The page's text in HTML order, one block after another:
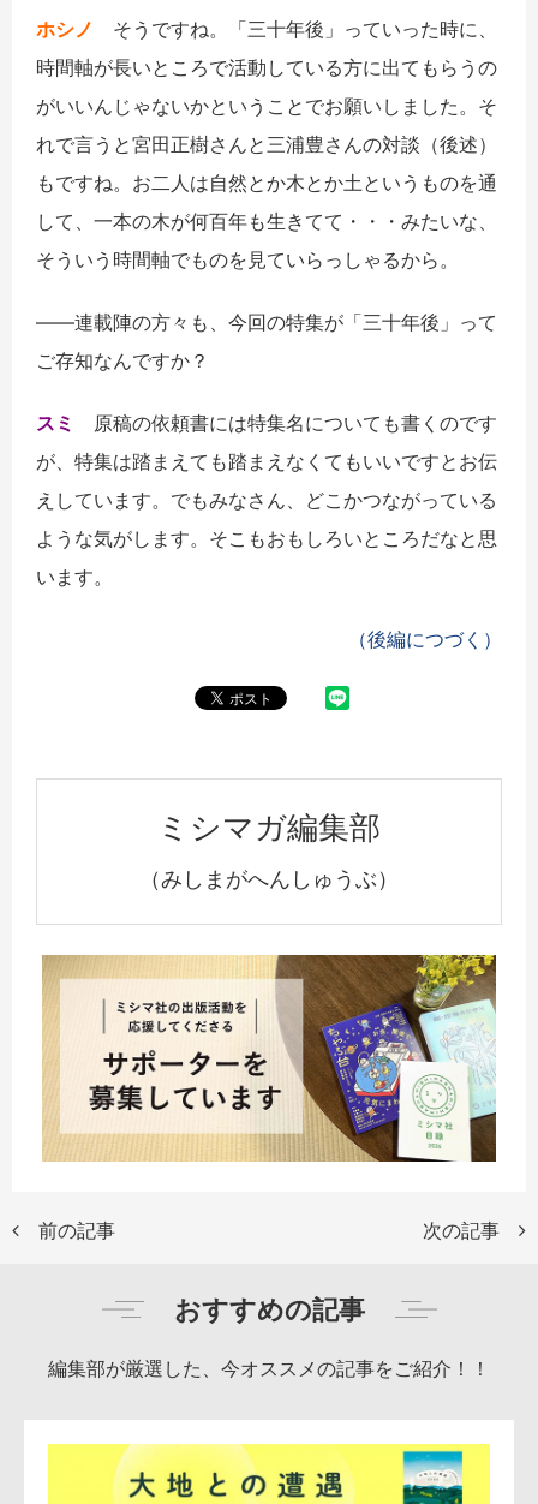
ホシノ そうですね。「三十年後」っていった時に、
時間軸が長いところで活動している方に出てもらうの
がいいんじゃないかということでお願いしました。そ
れで言うと宮田正樹さんと三浦豊さんの対談（後述）
もですね。お二人は自然とか木とか土というものを通
して、一本の木が何百年も生きてて・・・みたいな、
そういう時間軸でものを見ていらっしゃるから。
――連載陣の方々も、今回の特集が「三十年後」って
ご存知なんですか？
スミ
原稿の依頼書には特集名についても書くのです
が、特集は踏まえても踏まえなくてもいいですとお伝
えしています。でもみなさん、どこかつながっている
ような気がします。そこもおもしろいところだなと思
います。
（後編につづく）
ミシマガ編集部
（みしまがへんしゅうぶ）
前の記事 次の記事
おすすめの記事
編集部が厳選した、今オススメの記事をご紹介！！